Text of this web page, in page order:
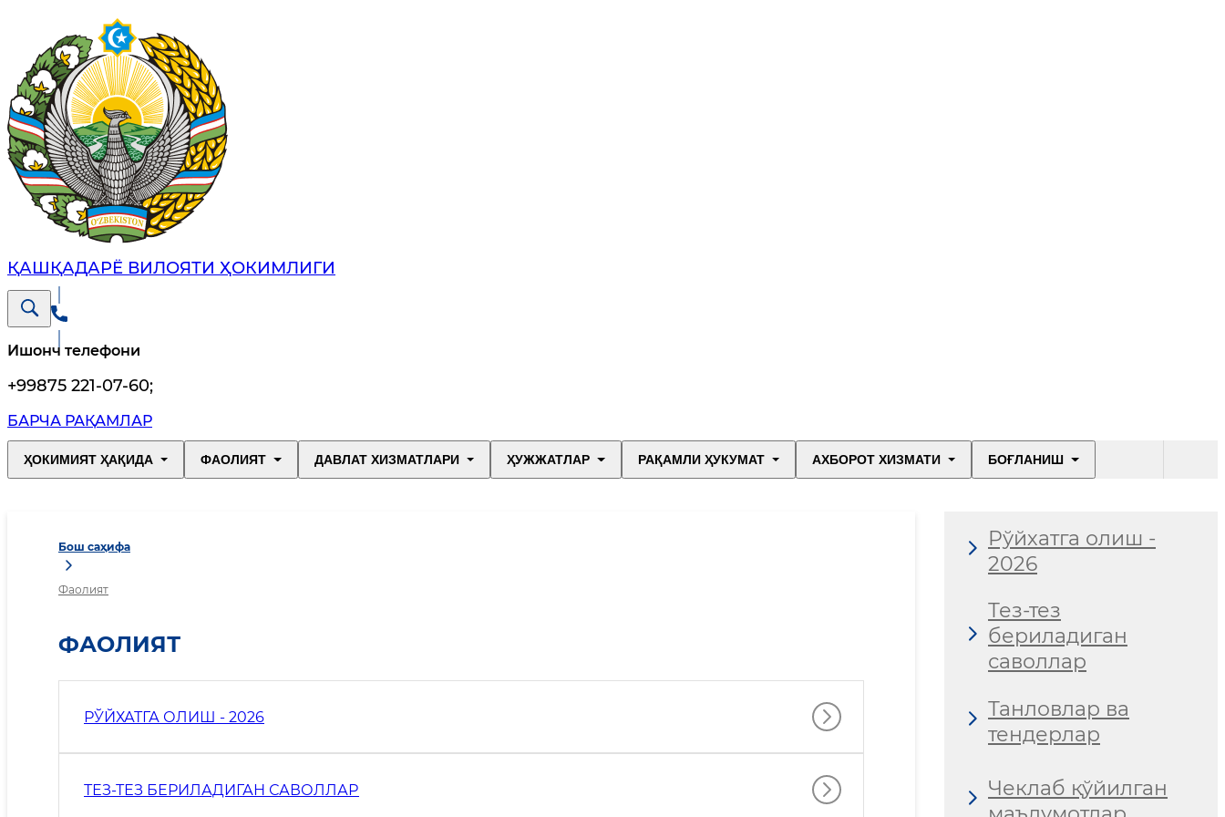
ҚАШҚАДАРЁ ВИЛОЯТИ ҲОКИМЛИГИ
Ишонч телефони
+99875 221-07-60;
БАРЧА РАҚАМЛАР
ҲОКИМИЯТ ҲАҚИДА ФАОЛИЯТ ДАВЛАТ ХИЗМАТЛАРИ ҲУЖЖАТЛАР РАҚАМЛИ ҲУКУМАТ АХБОРОТ ХИЗМАТИ БОҒЛАНИШ
Бош саҳифа
Фаолият
ФАОЛИЯТ
РЎЙХАТГА ОЛИШ - 2026
ТЕЗ-ТЕЗ БЕРИЛАДИГАН САВОЛЛАР
Рўйхатга олиш -
2026
Тез-тез
бериладиган
саволлар
Танловлар ва
тендерлар
Чеклаб қўйилган